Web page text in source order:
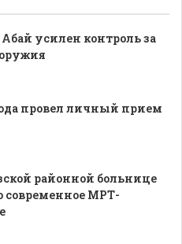
Абай усилен контроль за
провел личный прием
районной больнице
современное МРТ-